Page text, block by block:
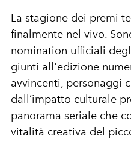
La stagione dei premi
finalmente nel vivo.
nomination ufficiali
giunti all'edizione
avvincenti, personaggi
dall’impatto culturale
panorama seriale che
vitalità creativa del